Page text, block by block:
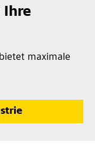
Ihre
maximale